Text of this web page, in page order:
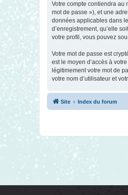
Votre compte contiendra au
mot de passe »), et une
données applicables dans
d’enregistrement, qu’elle
votre profil, vous pouvez
Votre mot de passe est
est le moyen d’accès à
légitimement votre mot de
votre nom d’utilisateur et
Site Index du forum